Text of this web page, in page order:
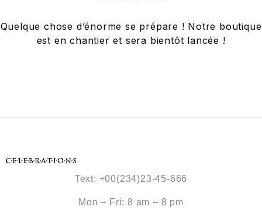
Quelque chose d’énorme se prépare ! Notre boutique
est en chantier et sera bientôt lancée !
Text: +00(234)23-45-666
Mon – Fri: 8 am – 8 pm